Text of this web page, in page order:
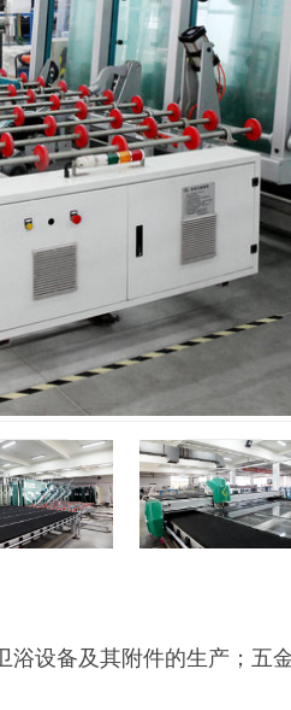
设备及其附件的生产；五